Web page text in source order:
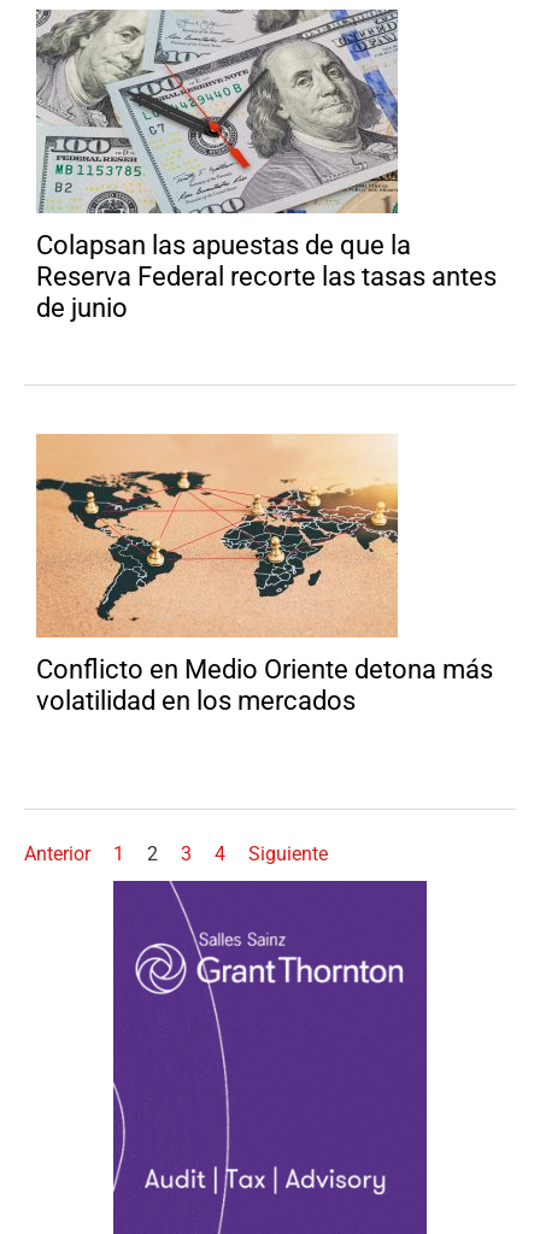
Colapsan las apuestas de que la
Reserva Federal recorte las tasas antes
de junio
Conflicto en Medio Oriente detona más
volatilidad en los mercados
Anterior 1 2 3 4 Siguiente